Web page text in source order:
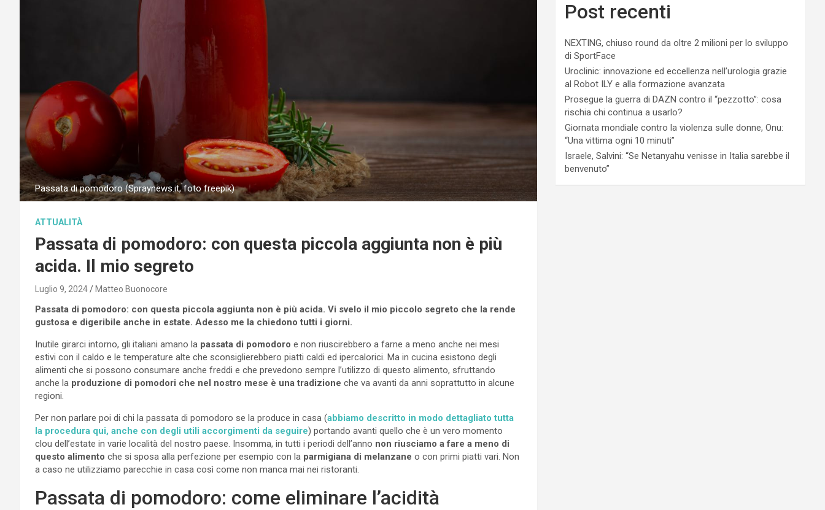
Passata di pomodoro (Spraynews.it, foto freepik)
ATTUALITÀ
Passata di pomodoro: con questa piccola aggiunta non è più
acida. Il mio segreto
Luglio 9, 2024 Matteo Buonocore
Passata di pomodoro: con questa piccola aggiunta non è più acida. Vi svelo il mio piccolo segreto che la rende
gustosa e digeribile anche in estate. Adesso me la chiedono tutti i giorni.
Inutile girarci intorno, gli italiani amano la passata di pomodoro e non riuscirebbero a farne a meno anche nei mesi
estivi con il caldo e le temperature alte che sconsiglierebbero piatti caldi ed ipercalorici. Ma in cucina esistono degli
alimenti che si possono consumare anche freddi e che prevedono sempre l’utilizzo di questo alimento, sfruttando
anche la produzione di pomodori che nel nostro mese è una tradizione che va avanti da anni soprattutto in alcune
regioni.
Per non parlare poi di chi la passata di pomodoro se la produce in casa (abbiamo descritto in modo dettagliato tutta
la procedura qui, anche con degli utili accorgimenti da seguire) portando avanti quello che è un vero momento
clou dell’estate in varie località del nostro paese. Insomma, in tutti i periodi dell’anno non riusciamo a fare a meno di
questo alimento che si sposa alla perfezione per esempio con la parmigiana di melanzane o con primi piatti vari. Non
a caso ne utilizziamo parecchie in casa così come non manca mai nei ristoranti.
Passata di pomodoro: come eliminare l’acidità
Post recenti
NEXTING, chiuso round da oltre 2 milioni per lo sviluppo
di SportFace
Uroclinic: innovazione ed eccellenza nell’urologia grazie
al Robot ILY e alla formazione avanzata
Prosegue la guerra di DAZN contro il “pezzotto”: cosa
rischia chi continua a usarlo?
Giornata mondiale contro la violenza sulle donne, Onu:
“Una vittima ogni 10 minuti”
Israele, Salvini: “Se Netanyahu venisse in Italia sarebbe il
benvenuto”